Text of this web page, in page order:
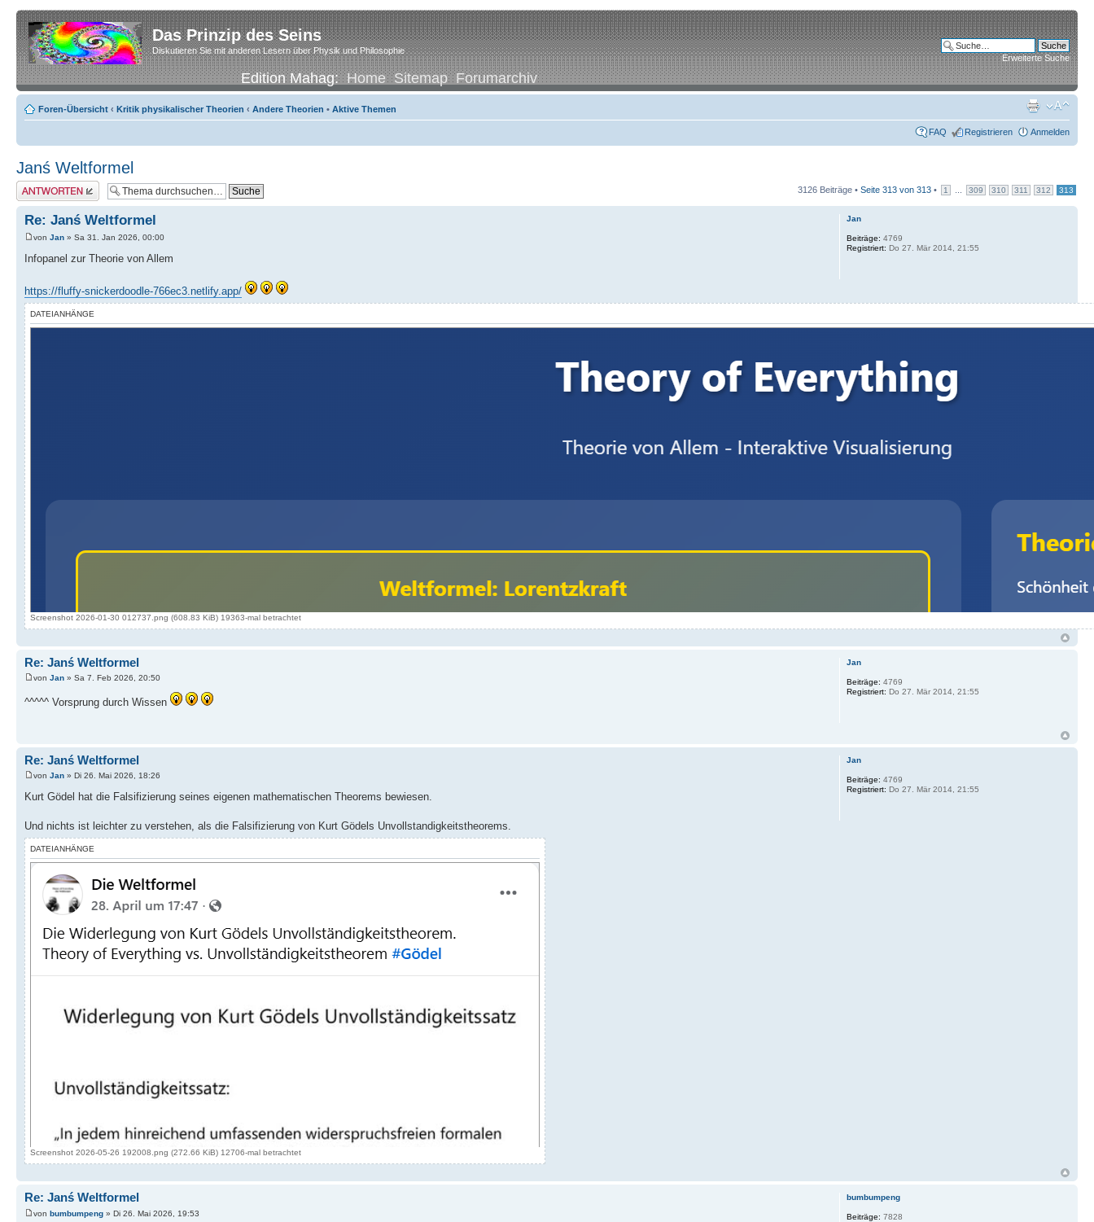
Das Prinzip des Seins
Diskutieren Sie mit anderen Lesern über Physik und Philosophie
Edition Mahag:Home Sitemap Forumarchiv
Erweiterte Suche
Foren-Übersicht ‹ Kritik physikalischer Theorien ‹ Andere Theorien • Aktive Themen
FAQ Registrieren Anmelden
Janś Weltformel
Antwort erstellen 3126 Beiträge • Seite 313 von 313 • 1 309 310 311 312 313
Re: Janś Weltformel
von Jan » Sa 31. Jan 2026, 00:00
Infopanel zur Theorie von Allem
https://fluffy-snickerdoodle-766ec3.netlify.app/
DATEIANHÄNGE
Screenshot 2026-01-30 012737.png (608.83 KiB) 19363-mal betrachtet
Jan
Beiträge: 4769
Registriert: Do 27. Mär 2014, 21:55
Re: Janś Weltformel
von Jan » Sa 7. Feb 2026, 20:50
^^^^^ Vorsprung durch Wissen
Jan
Beiträge: 4769
Registriert: Do 27. Mär 2014, 21:55
Re: Janś Weltformel
von Jan » Di 26. Mai 2026, 18:26
Kurt Gödel hat die Falsifizierung seines eigenen mathematischen Theorems bewiesen.
Und nichts ist leichter zu verstehen, als die Falsifizierung von Kurt Gödels Unvollstandigkeitstheorems.
DATEIANHÄNGE
Screenshot 2026-05-26 192008.png (272.66 KiB) 12706-mal betrachtet
Jan
Beiträge: 4769
Registriert: Do 27. Mär 2014, 21:55
Re: Janś Weltformel
von bumbumpeng » Di 26. Mai 2026, 19:53
bumbumpeng
Beiträge: 7828